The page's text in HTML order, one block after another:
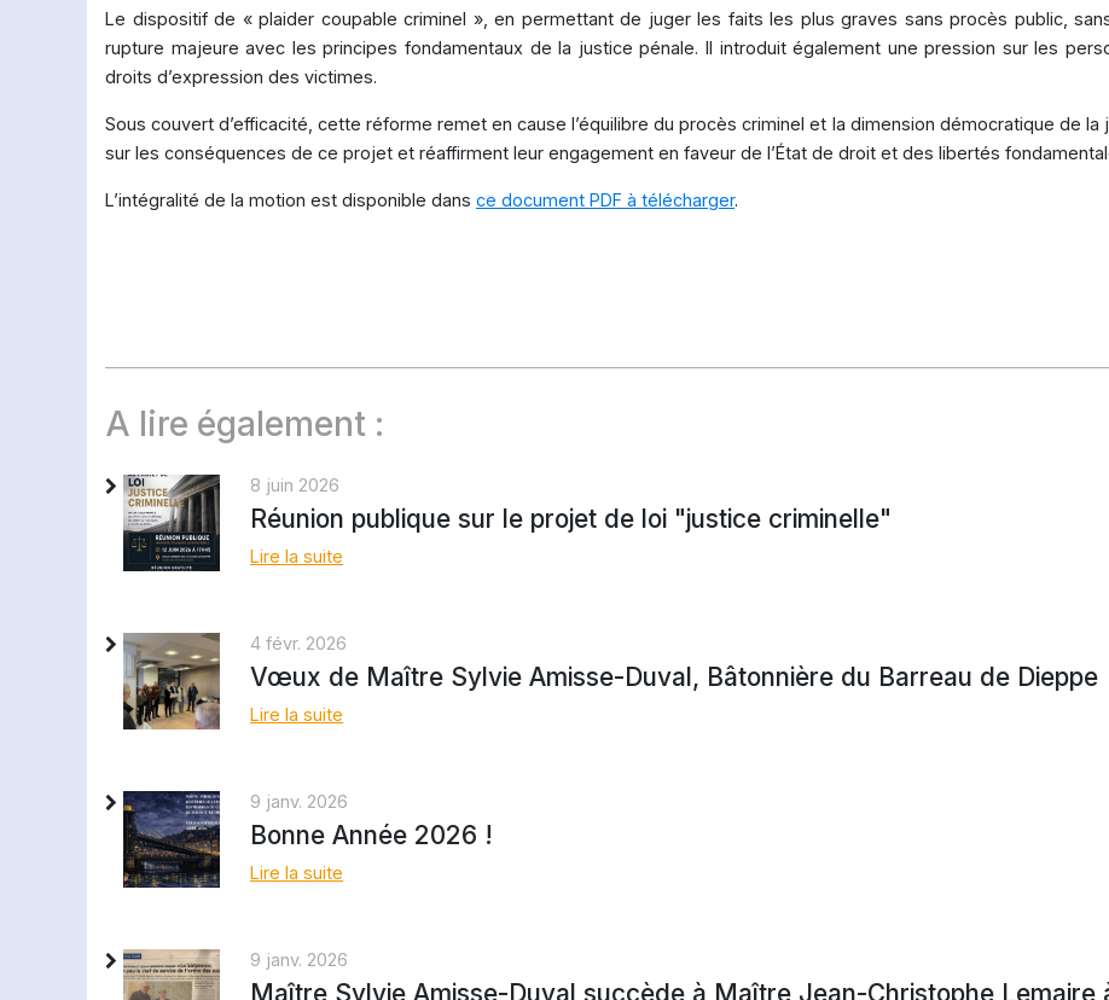
Le dispositif de « plaider coupable criminel », en permettant de juger les faits les plus graves sans procès public,
rupture majeure avec les principes fondamentaux de la justice pénale. Il introduit également une pression sur les
droits d’expression des victimes.
Sous couvert d’efficacité, cette réforme remet en cause l’équilibre du procès criminel et la dimension démocratique de
sur les conséquences de ce projet et réaffirment leur engagement en faveur de l’État de droit et des libertés
L’intégralité de la motion est disponible dans ce document PDF à télécharger.
A lire également :
8 juin 2026
Réunion publique sur le projet de loi "justice criminelle"
Lire la suite
4 févr. 2026
Vœux de Maître Sylvie Amisse-Duval, Bâtonnière du Barreau de Dieppe
Lire la suite
9 janv. 2026
Bonne Année 2026 !
Lire la suite
9 janv. 2026
Maître Sylvie Amisse-Duval succède à Maître Jean-Christophe